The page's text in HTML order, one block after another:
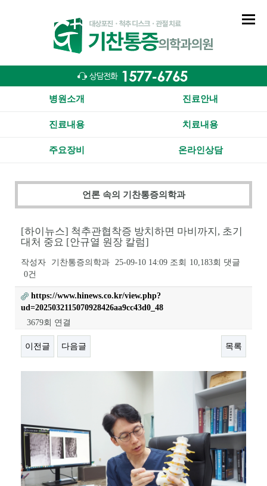
병원소개 진료안내
진료내용 치료내용
주요장비 온라인상담
언론 속의 기찬통증의학과
[하이뉴스] 척추관협착증 방치하면 마비까지, 초기
대처 중요 [안규열 원장 칼럼]
작성자 기찬통증의학과 25-09-10 14:09 조회 10,183회 댓글
0건
https://www.hinews.co.kr/view.php?
ud=2025032115070928426aa9cc43d0_48
3679회 연결
이전글 다음글 목록